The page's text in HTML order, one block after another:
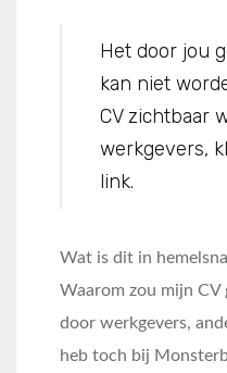
Het door jou
kan niet
CV zichtbaar
werkgevers,
link.
Wat is dit in
Waarom zou mijn
door werkgevers,
heb toch bij